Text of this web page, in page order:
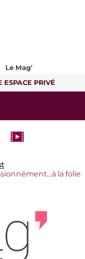
Le Mag'
ESPACE PRIVÉ
la folie